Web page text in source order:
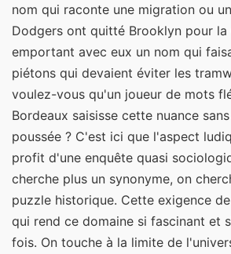
nom qui raconte une migration ou
Dodgers ont quitté Brooklyn pour la
emportant avec eux un nom qui
piétons qui devaient éviter les
voulez-vous qu'un joueur de mots
Bordeaux saisisse cette nuance
poussée ? C'est ici que l'aspect
profit d'une enquête quasi
cherche plus un synonyme, on
puzzle historique. Cette exigence
qui rend ce domaine si fascinant et
fois. On touche à la limite de